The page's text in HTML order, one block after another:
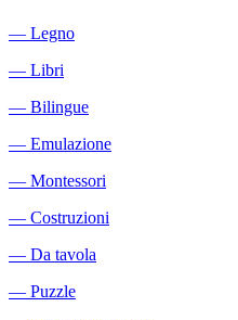
― Legno
― Libri
― Bilingue
― Emulazione
― Montessori
― Costruzioni
― Da tavola
― Puzzle